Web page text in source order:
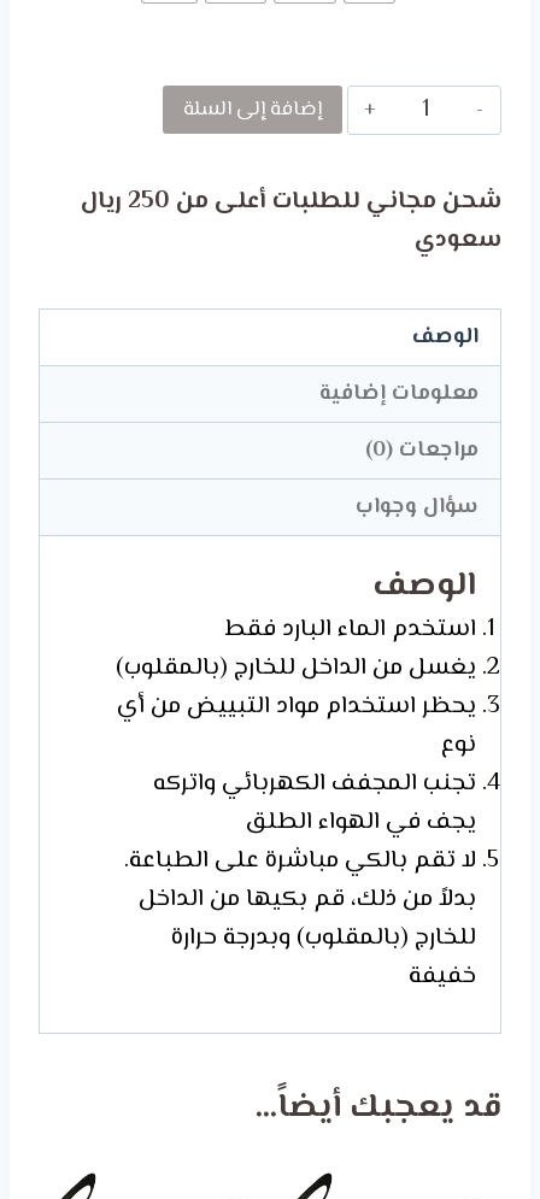
كمية
FACE
MASK
WITH
YOUR
NAME
-
MASHAEL
إضافة إلى السلة
شحن مجاني للطلبات أعلى من 250 ريال
سعودي
الوصف
معلومات إضافية
مراجعات (0)
سؤال وجواب
الوصف
استخدم الماء البارد فقط
يغسل من الداخل للخارج (بالمقلوب)
يحظر استخدام مواد التبييض من أي
نوع
تجنب المجفف الكهربائي واتركه
يجف في الهواء الطلق
لا تقم بالكي مباشرة على الطباعة.
بدلاً من ذلك، قم بكيها من الداخل
للخارج (بالمقلوب) وبدرجة حرارة
خفيفة
قد يعجبك أيضاً…